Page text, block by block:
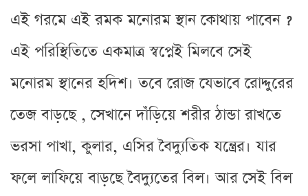
এই গরমে এই রমক মনোরম স্থান কোথায় পাবেন ?
এই পরিস্থিতিতে একমাত্র স্বপ্নেই মিলবে সেই
মনোরম স্থানের হদিশ। তবে রোজ যেভাবে রোদ্দুরের
তেজ বাড়ছে , সেখানে দাঁড়িয়ে শরীর ঠান্ডা রাখতে
ভরসা পাখা, কুলার, এসির বৈদ্যুতিক যন্ত্রের। যার
ফলে লাফিয়ে বাড়ছে বৈদ্যুতের বিল। আর সেই বিল